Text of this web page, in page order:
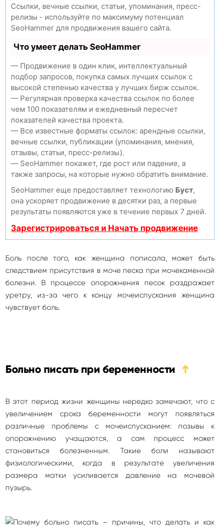
Ссылки, вечные ссылки, статьи, упоминания, пресс-
релизы - используйте по максимуму потенциал
SeoHammer для продвижения вашего сайта.
Что умеет делать SeoHammer
— Продвижение в один клик, интеллектуальный
подбор запросов, покупка самых лучших ссылок с
высокой степенью качества у лучших бирж ссылок.
— Регулярная проверка качества ссылок по более
чем 100 показателям и ежедневный пересчет
показателей качества проекта.
— Все известные форматы ссылок: арендные ссылки,
вечные ссылки, публикации (упоминания, мнения,
отзывы, статьи, пресс-релизы).
— SeoHammer покажет, где рост или падение, а
также запросы, на которые нужно обратить внимание.
SeoHammer еще предоставляет технологию Буст,
она ускоряет продвижение в десятки раз, а первые
результаты появляются уже в течение первых 7 дней.
Зарегистрироваться и Начать продвижение
Боль после того, как женщина пописала, может быть
следствием присутствия в моче песка при мочекаменной
болезни. В процессе опорожнения песок раздражает
уретру, из-за чего к концу мочеиспускания женщина
чувствует боль.
Больно писать при беременности ➔
В этот период жизни женщины нередко замечают, что с
увеличением срока беременности могут появляться
различные проблемы с мочеиспусканием: позывы к
опорожнению учащаются, а сам процесс может
становиться болезненным. Такие боли называют
физиологическими, когда в результате увеличения
размера матки усиливается давление на мочевой
пузырь.